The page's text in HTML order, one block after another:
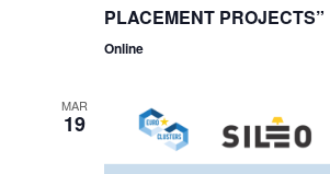
PLACEMENT PROJECTS”
Online
MAR
19